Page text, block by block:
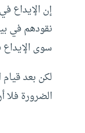
إن الإيداع
نقودهم في
سوى الإيداع
لكن بعد قيام
الضرورة فلا